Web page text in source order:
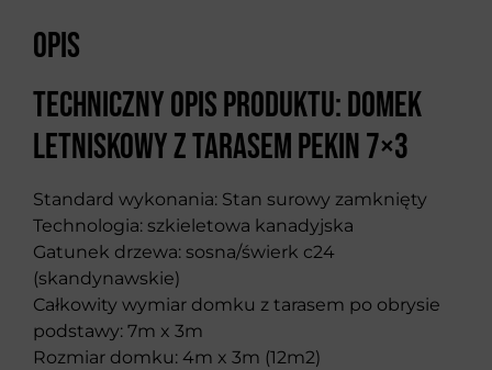
Opis
Techniczny opis produktu: Domek
letniskowy z tarasem Pekin 7×3
Standard wykonania: Stan surowy zamknięty
Technologia: szkieletowa kanadyjska
Gatunek drzewa: sosna/świerk c24
(skandynawskie)
Całkowity wymiar domku z tarasem po obrysie
podstawy: 7m x 3m
Rozmiar domku: 4m x 3m (12m2)